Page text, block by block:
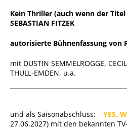
Kein Thriller (auch wenn der
SEBASTIAN FITZEK
autorisierte Bühnenfassung von
mit DUSTIN SEMMELROGGE,
THULL-EMDEN, u.a.
und als Saisonabschluss: YES,
27.06.2027) mit den bekannten